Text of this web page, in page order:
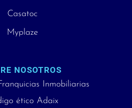
Casatoc
Myplaze
NOSOTROS
Inmobiliarias
ético Adaix